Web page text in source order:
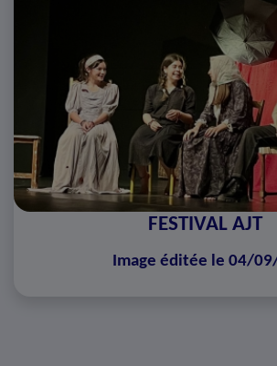
FESTIVAL AJT
Image éditée le 04/